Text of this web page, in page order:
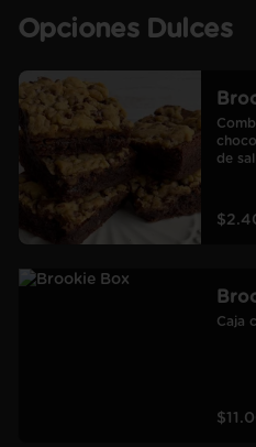
Opciones Dulces
de
Caja